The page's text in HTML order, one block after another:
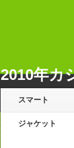
2010年カ
スマート
ジャケット